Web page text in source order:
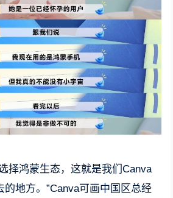
择鸿蒙生态，这就是我们Canva
的地方。”Canva可画中国区总经